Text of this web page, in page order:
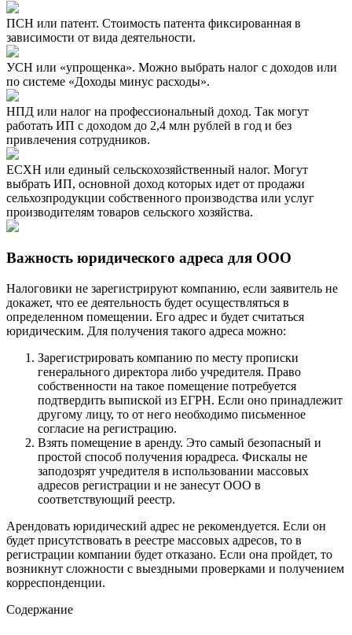
ПСН или патент. Стоимость патента фиксированная в
зависимости от вида деятельности.
УСН или «упрощенка». Можно выбрать налог с доходов или
по системе «Доходы минус расходы».
НПД или налог на профессиональный доход. Так могут
работать ИП с доходом до 2,4 млн рублей в год и без
привлечения сотрудников.
ЕСХН или единый сельскохозяйственный налог. Могут
выбрать ИП, основной доход которых идет от продажи
сельхозпродукции собственного производства или услуг
производителям товаров сельского хозяйства.
Важность юридического адреса для ООО
Налоговики не зарегистрируют компанию, если заявитель не
докажет, что ее деятельность будет осуществляться в
определенном помещении. Его адрес и будет считаться
юридическим. Для получения такого адреса можно:
Зарегистрировать компанию по месту прописки
генерального директора либо учредителя. Право
собственности на такое помещение потребуется
подтвердить выпиской из ЕГРН. Если оно принадлежит
другому лицу, то от него необходимо письменное
согласие на регистрацию.
Взять помещение в аренду. Это самый безопасный и
простой способ получения юрадреса. Фискалы не
заподозрят учредителя в использовании массовых
адресов регистрации и не занесут ООО в
соответствующий реестр.
Арендовать юридический адрес не рекомендуется. Если он
будет присутствовать в реестре массовых адресов, то в
регистрации компании будет отказано. Если она пройдет, то
возникнут сложности с выездными проверками и получением
корреспонденции.
Содержание